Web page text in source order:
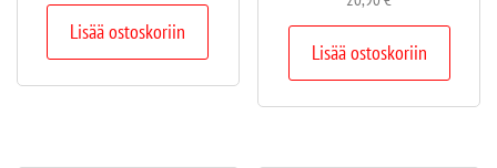
Lisää ostoskoriin
Lisää ostoskoriin